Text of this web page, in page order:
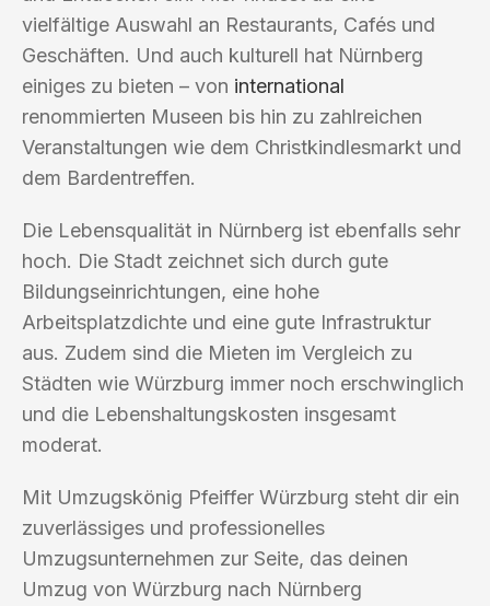
vielfältige Auswahl an Restaurants, Cafés und
Geschäften. Und auch kulturell hat Nürnberg
einiges zu bieten – von international
renommierten Museen bis hin zu zahlreichen
Veranstaltungen wie dem Christkindlesmarkt und
dem Bardentreffen.
Die Lebensqualität in Nürnberg ist ebenfalls sehr
hoch. Die Stadt zeichnet sich durch gute
Bildungseinrichtungen, eine hohe
Arbeitsplatzdichte und eine gute Infrastruktur
aus. Zudem sind die Mieten im Vergleich zu
Städten wie Würzburg immer noch erschwinglich
und die Lebenshaltungskosten insgesamt
moderat.
Mit Umzugskönig Pfeiffer Würzburg steht dir ein
zuverlässiges und professionelles
Umzugsunternehmen zur Seite, das deinen
Umzug von Würzburg nach Nürnberg